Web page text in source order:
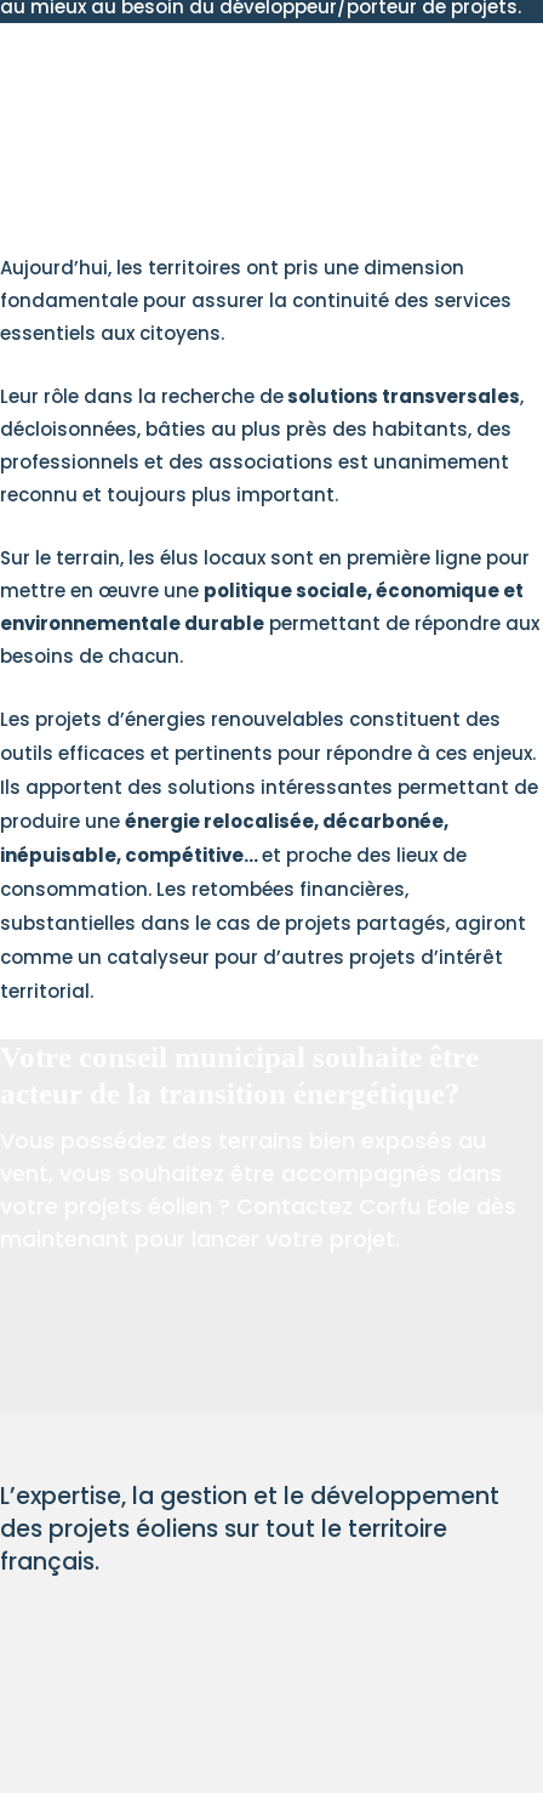
au mieux au besoin du développeur/porteur de projets.
Aujourd’hui, les territoires ont pris une dimension
fondamentale pour assurer la continuité des services
essentiels aux citoyens.
Leur rôle dans la recherche desolutions transversales,
décloisonnées, bâties au plus près des habitants, des
professionnels et des associations est unanimement
reconnu et toujours plus important.
Sur le terrain, les élus locaux sont en première ligne pour
mettre en œuvre une politique sociale, économique et
environnementale durable permettant de répondre aux
besoins de chacun.
Les projets d’énergies renouvelables constituent des
outils efficaces et pertinents pour répondre à ces enjeux.
Ils apportent des solutions intéressantes permettant de
produire uneénergie relocalisée, décarbonée,
inépuisable, compétitive…et proche des lieux de
consommation. Les retombées financières,
substantielles dans le cas de projets partagés, agiront
comme un catalyseur pour d’autres projets d’intérêt
territorial.
L’expertise, la gestion et le développement
des projets éoliens sur tout le territoire
français.